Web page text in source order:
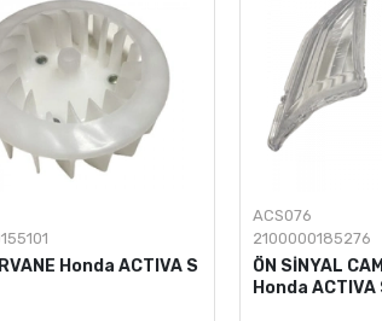
Honda ACTIVA S
ACS076
2100000185276
ÖN SİNYAL
Honda ACTIVA